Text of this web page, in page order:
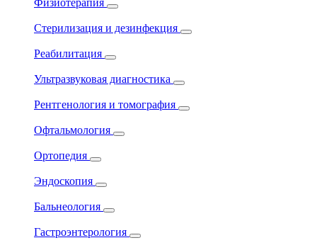
Физиотерапия
Стерилизация и дезинфекция
Реабилитация
Ультразвуковая диагностика
Рентгенология и томография
Офтальмология
Ортопедия
Эндоскопия
Бальнеология
Гастроэнтерология